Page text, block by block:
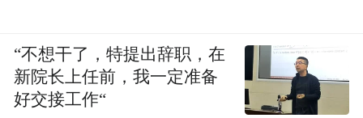
“不想干了，特提出辞职，在
新院长上任前，我一定准备
好交接工作“